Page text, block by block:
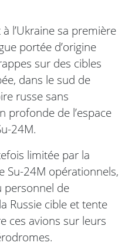
l’Ukraine sa première
portée d’origine
sur des cibles
dans le sud de
russe sans
profonde de l’espace
24M.
limitée par la
Su-24M opérationnels,
personnel de
Russie cible et tente
ces avions sur leurs